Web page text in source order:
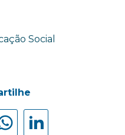
Social